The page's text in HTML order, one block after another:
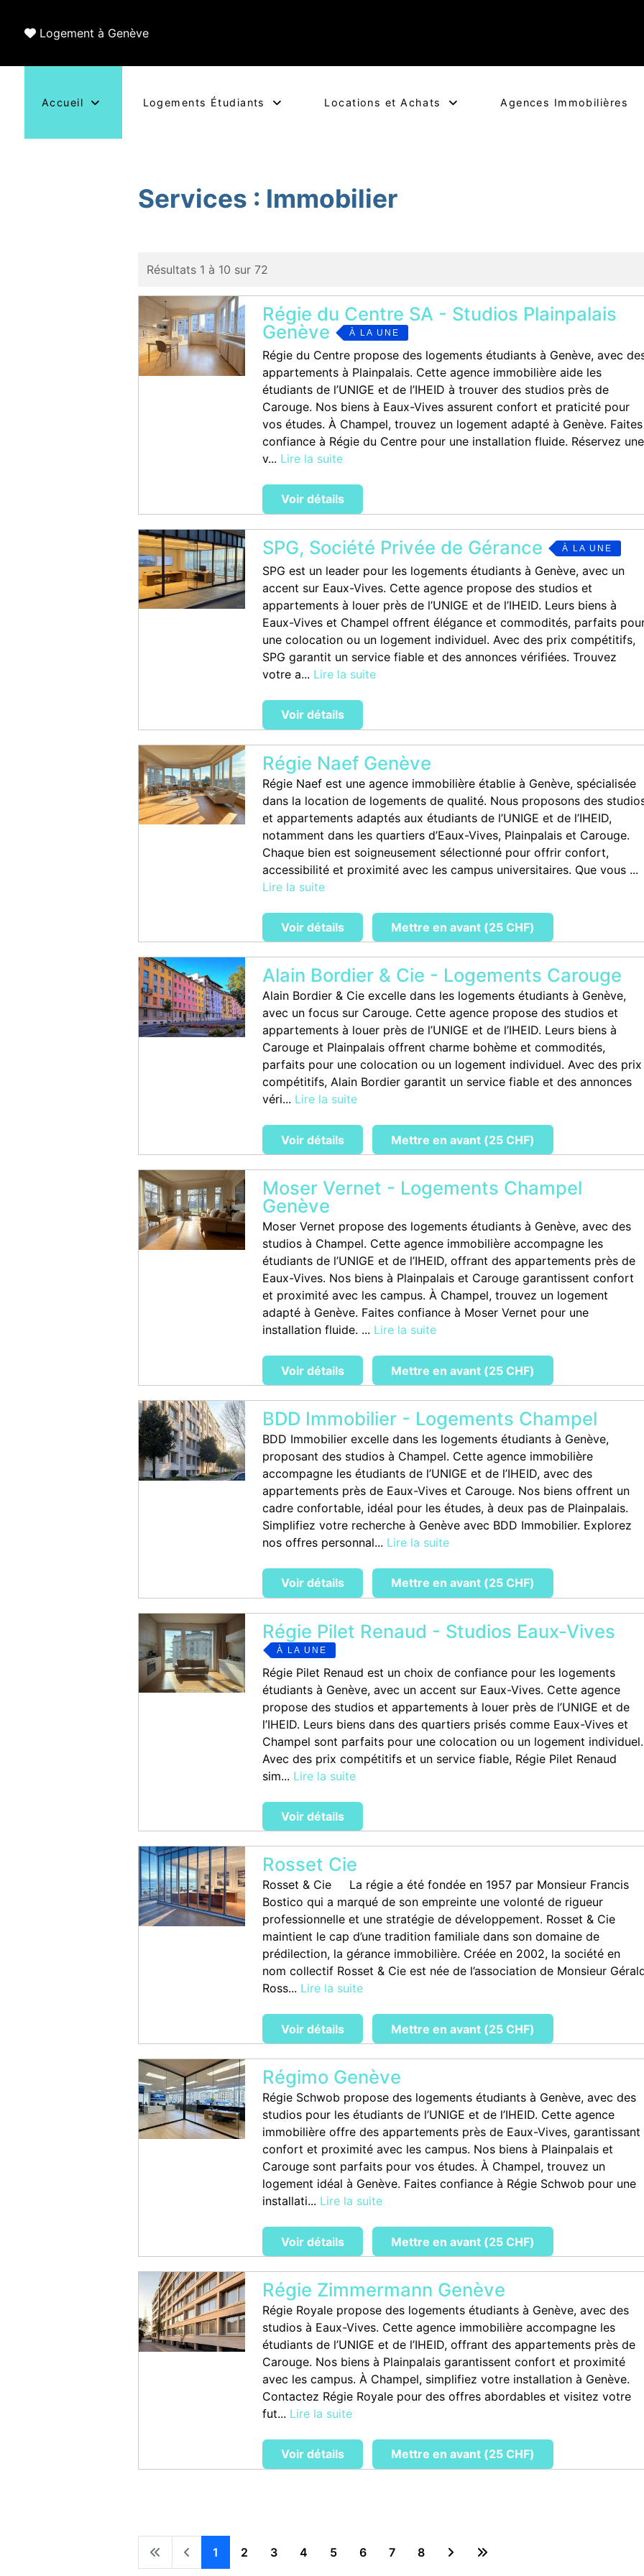
Logement à Genève
Accueil Logements Étudiants Locations et Achats Agences Immobilières
Services : Immobilier
Résultats 1 à 10 sur 72
Régie du Centre SA - Studios Plainpalais
Genève
À LA UNE
Régie du Centre propose des logements étudiants à Genève, avec
appartements à Plainpalais. Cette agence immobilière aide les
étudiants de l’UNIGE et de l’IHEID à trouver des studios près de
Carouge. Nos biens à Eaux-Vives assurent confort et praticité pour
vos études. À Champel, trouvez un logement adapté à Genève. Faites
confiance à Régie du Centre pour une installation fluide. Réservez une
v... Lire la suite
Voir détails
SPG, Société Privée de Gérance À LA UNE
SPG est un leader pour les logements étudiants à Genève, avec un
accent sur Eaux-Vives. Cette agence propose des studios et
appartements à louer près de l’UNIGE et de l’IHEID. Leurs biens à
Eaux-Vives et Champel offrent élégance et commodités, parfaits
une colocation ou un logement individuel. Avec des prix compétitifs,
SPG garantit un service fiable et des annonces vérifiées. Trouvez
votre a... Lire la suite
Voir détails
Régie Naef Genève
Régie Naef est une agence immobilière établie à Genève, spécialisée
dans la location de logements de qualité. Nous proposons des
et appartements adaptés aux étudiants de l’UNIGE et de l’IHEID,
notamment dans les quartiers d’Eaux-Vives, Plainpalais et Carouge.
Chaque bien est soigneusement sélectionné pour offrir confort,
accessibilité et proximité avec les campus universitaires. Que vous ...
Lire la suite
Voir détails Mettre en avant (25 CHF)
Alain Bordier & Cie - Logements Carouge
Alain Bordier & Cie excelle dans les logements étudiants à Genève,
avec un focus sur Carouge. Cette agence propose des studios et
appartements à louer près de l’UNIGE et de l’IHEID. Leurs biens à
Carouge et Plainpalais offrent charme bohème et commodités,
parfaits pour une colocation ou un logement individuel. Avec des prix
compétitifs, Alain Bordier garantit un service fiable et des annonces
véri... Lire la suite
Voir détails Mettre en avant (25 CHF)
Moser Vernet - Logements Champel
Genève
Moser Vernet propose des logements étudiants à Genève, avec des
studios à Champel. Cette agence immobilière accompagne les
étudiants de l’UNIGE et de l’IHEID, offrant des appartements près de
Eaux-Vives. Nos biens à Plainpalais et Carouge garantissent confort
et proximité avec les campus. À Champel, trouvez un logement
adapté à Genève. Faites confiance à Moser Vernet pour une
installation fluide. ... Lire la suite
Voir détails Mettre en avant (25 CHF)
BDD Immobilier - Logements Champel
BDD Immobilier excelle dans les logements étudiants à Genève,
proposant des studios à Champel. Cette agence immobilière
accompagne les étudiants de l’UNIGE et de l’IHEID, avec des
appartements près de Eaux-Vives et Carouge. Nos biens offrent un
cadre confortable, idéal pour les études, à deux pas de Plainpalais.
Simplifiez votre recherche à Genève avec BDD Immobilier. Explorez
nos offres personnal... Lire la suite
Voir détails Mettre en avant (25 CHF)
Régie Pilet Renaud - Studios Eaux-Vives
À LA UNE
Régie Pilet Renaud est un choix de confiance pour les logements
étudiants à Genève, avec un accent sur Eaux-Vives. Cette agence
propose des studios et appartements à louer près de l’UNIGE et de
l’IHEID. Leurs biens dans des quartiers prisés comme Eaux-Vives et
Champel sont parfaits pour une colocation ou un logement individuel.
Avec des prix compétitifs et un service fiable, Régie Pilet Renaud
sim... Lire la suite
Voir détails
Rosset Cie
Rosset & Cie La régie a été fondée en 1957 par Monsieur Francis
Bostico qui a marqué de son empreinte une volonté de rigueur
professionnelle et une stratégie de développement. Rosset & Cie
maintient le cap d’une tradition familiale dans son domaine de
prédilection, la gérance immobilière. Créée en 2002, la société en
nom collectif Rosset & Cie est née de l’association de Monsieur
Ross... Lire la suite
Voir détails Mettre en avant (25 CHF)
Régimo Genève
Régie Schwob propose des logements étudiants à Genève, avec des
studios pour les étudiants de l’UNIGE et de l’IHEID. Cette agence
immobilière offre des appartements près de Eaux-Vives, garantissant
confort et proximité avec les campus. Nos biens à Plainpalais et
Carouge sont parfaits pour vos études. À Champel, trouvez un
logement idéal à Genève. Faites confiance à Régie Schwob pour une
installati... Lire la suite
Voir détails Mettre en avant (25 CHF)
Régie Zimmermann Genève
Régie Royale propose des logements étudiants à Genève, avec des
studios à Eaux-Vives. Cette agence immobilière accompagne les
étudiants de l’UNIGE et de l’IHEID, offrant des appartements près de
Carouge. Nos biens à Plainpalais garantissent confort et proximité
avec les campus. À Champel, simplifiez votre installation à Genève.
Contactez Régie Royale pour des offres abordables et visitez votre
fut... Lire la suite
Voir détails Mettre en avant (25 CHF)
1 2 3 4 5 6 7 8